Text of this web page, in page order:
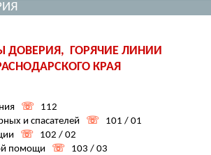
ДОВЕРИЯ, ГОРЯЧИЕ ЛИНИИ
КРАЯ
☏
112
и спасателей
☏
101 / 01
☏
102 / 02
помощи
☏
103 / 03